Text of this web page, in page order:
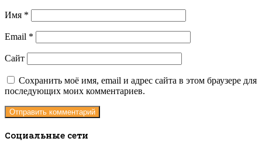
Имя *
Email *
Сайт
Сохранить моё имя, email и адрес сайта в этом браузере для
последующих моих комментариев.
Социальные сети